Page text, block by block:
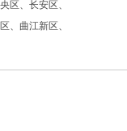
区、长安区、
、曲江新区、